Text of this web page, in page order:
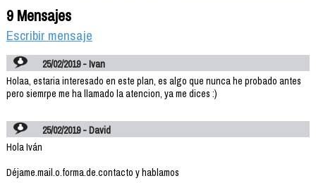
9 Mensajes
Escribir mensaje
25/02/2019 - Ivan
Holaa, estaria interesado en este plan, es algo que nunca he probado antes
pero siemrpe me ha llamado la atencion, ya me dices :)
25/02/2019 - David
Hola Iván
Déjame.mail.o.forma.de.contacto y hablamos